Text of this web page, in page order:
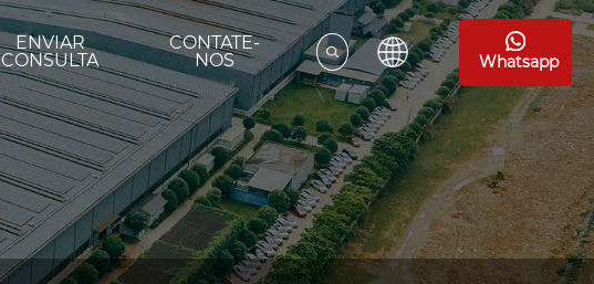
ENVIAR
CONSULTA
CONTATE-
NOS
Whatsapp